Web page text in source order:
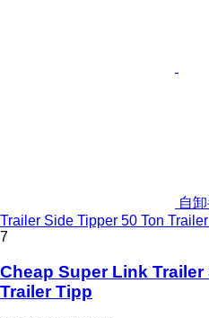
自
Trailer Side Tipper 50 Ton
7
Cheap Super Link Trailer
Trailer Tipp